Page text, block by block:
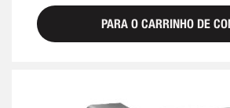
PARA O CARRINHO DE